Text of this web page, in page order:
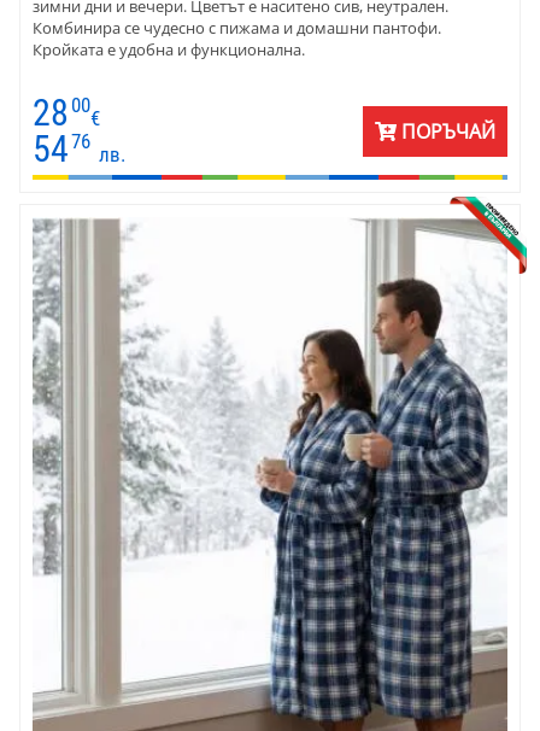
зимни дни и вечери. Цветът е наситено сив, неутрален.
Комбинира се чудесно с пижама и домашни пантофи.
Кройката е удобна и функционална.
28 00
€
5476
лв.
ПОРЪЧАЙ